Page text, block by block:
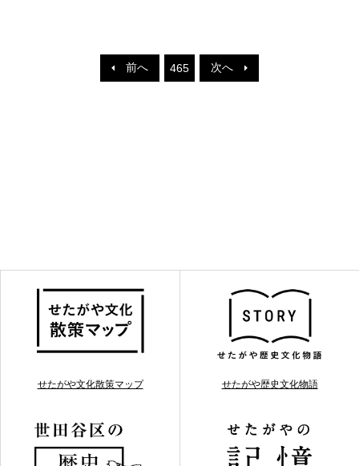
前へ 465 次へ
せたがや文化散策マップ せたがや歴史文化物語